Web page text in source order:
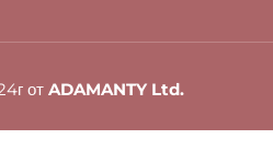
от ADAMANTY Ltd.